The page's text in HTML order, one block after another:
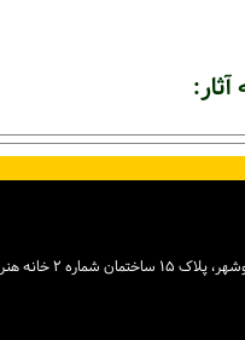
آثار:
ایران، واحد ۸